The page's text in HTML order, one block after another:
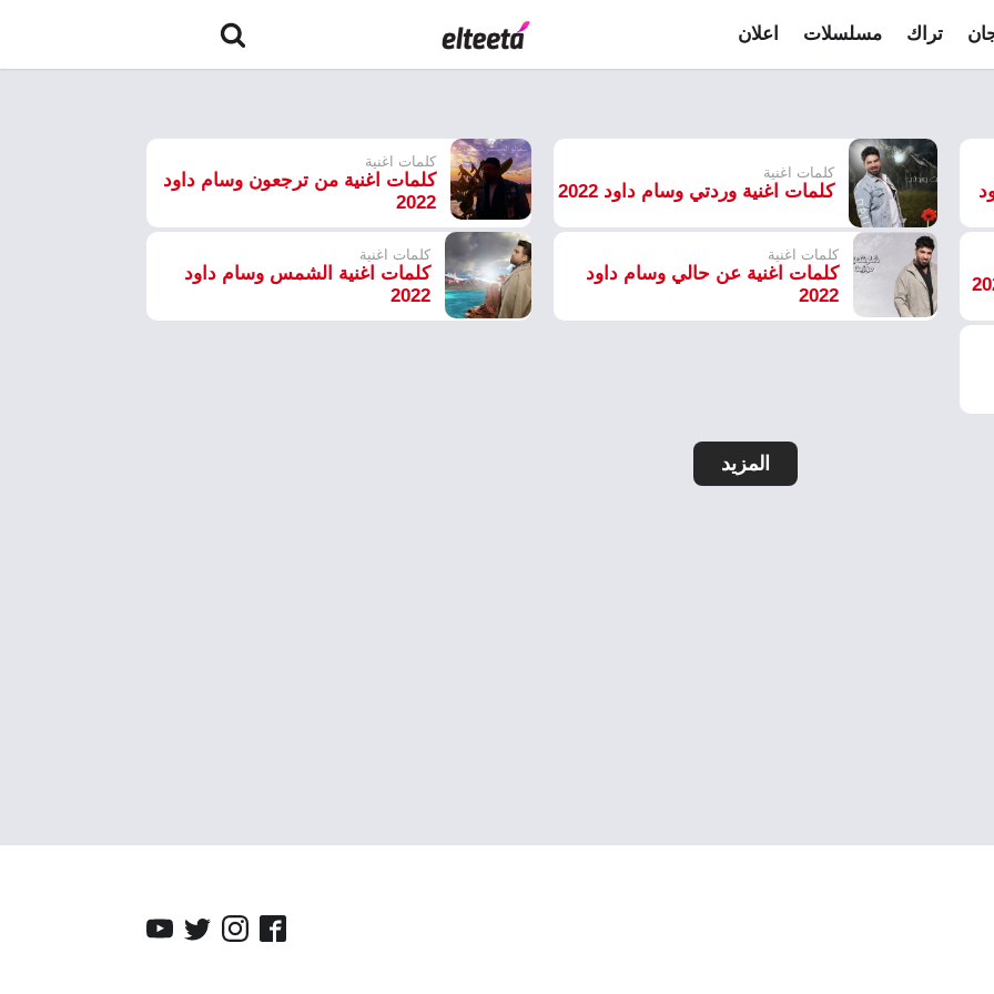
تراك مسلسلات اعلان
كلمات اغنية
كلمات اغنية وردتي وسام داود 2022
كلمات اغنية
كلمات اغنية من ترجعون وسام داود
2022
كلمات اغنية
كلمات اغنية عن حالي وسام داود
2022
كلمات اغنية
كلمات اغنية الشمس وسام داود
2022
المزيد